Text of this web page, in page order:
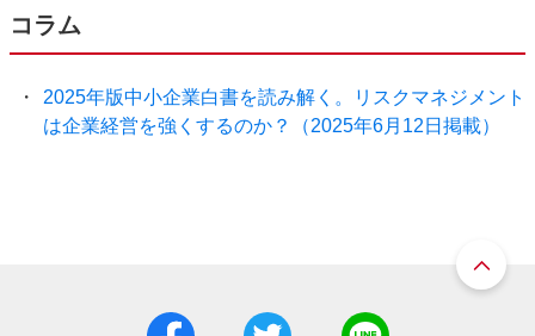
コラム
2025年版中小企業白書を読み解く。リスクマネジメント
は企業経営を強くするのか？（2025年6月12日掲載）